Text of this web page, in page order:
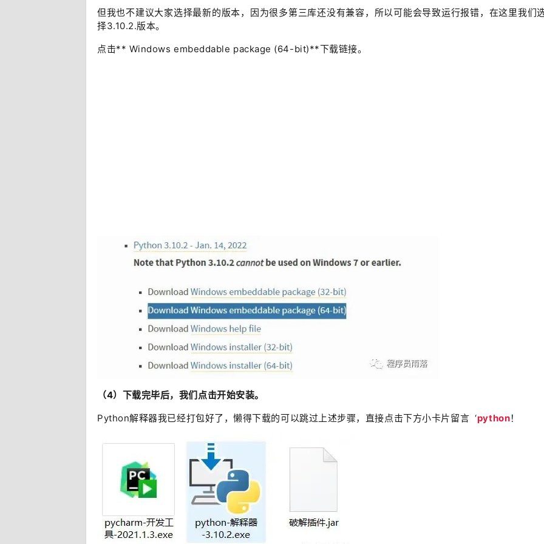
但我也不建议大家选择最新的版本，因为很多第三库还没有兼容，所以可能会导致运行报错，在这里我们
择3.10.2.版本。
点击** Windows embeddable package (64-bit)**下载链接。
（4）下载完毕后，我们点击开始安装。
Python解释器我已经打包好了，懒得下载的可以跳过上述步骤，直接点击下方小卡片留言 ‘python！